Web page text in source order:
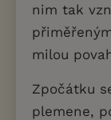
nim tak
milou
Zpočátku
plemene,